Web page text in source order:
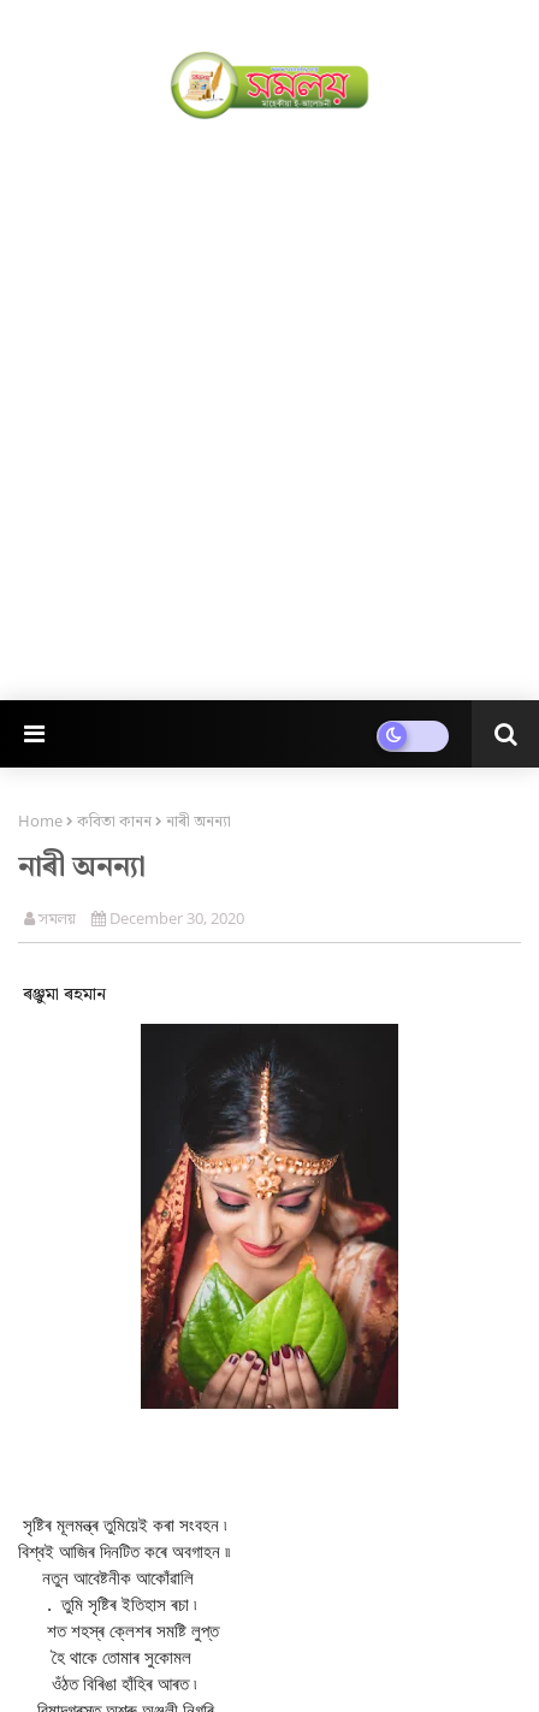
Home কবিতা কানন নাৰী অনন্যা
নাৰী অনন্যা
সমলয় December 30, 2020
ৰঞ্জুমা ৰহমান
সৃষ্টিৰ মূলমন্ত্ৰ তুমিয়েই কৰা সংবহন ৷
বিশ্বই আজিৰ দিনটিত কৰে অবগাহন ৷৷
নতুন আবেষ্টনীক আকোঁৱালি
. তুমি সৃষ্টিৰ ইতিহাস ৰচা ৷
শত শহস্ৰ ক্লেশৰ সমষ্টি লুপ্ত
হৈ থাকে তোমাৰ সুকোমল
ওঁঠত বিৰিঙা হাঁহিৰ আৰত ৷